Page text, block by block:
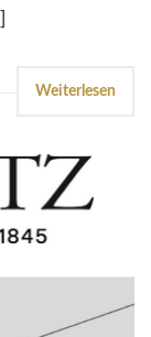
Weiterlesen